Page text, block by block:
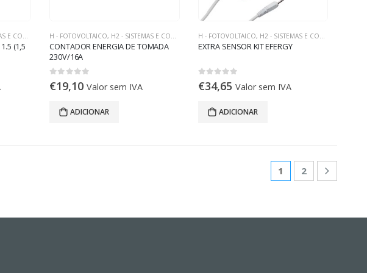
ON-GRID
(1,5
H - FOTOVOLTAICO, H2 - SISTEMAS E COMPONENTES ON-GRID
CONTADOR ENERGIA DE TOMADA
230V/16A
0out of 5
€19,10 Valor sem IVA
ADICIONAR
H - FOTOVOLTAICO, H2 - SISTEMAS E COMPONENTES ON-GRID
EXTRA SENSOR KIT EFERGY
0out of 5
€34,65 Valor sem IVA
ADICIONAR
1 2